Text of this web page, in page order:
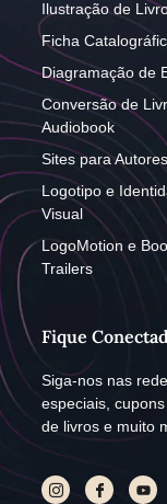
Ilustração de
Ficha
Diagramação de
Conversão de
Audiobook
Sites para Autores
Logotipo e
Visual
LogoMotion e
Trailers
Fique
Siga-nos nas
especiais,
de livros e muito